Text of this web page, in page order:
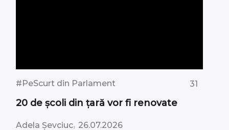
#PeScurt din Parlament 31
20 de școli din țară vor fi renovate
Adela Șevciuc, 26.07.2026